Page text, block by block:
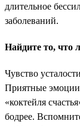
длительное
заболеваний.
Найдите то, что
Чувство
Приятные
«коктейля
бодрее.